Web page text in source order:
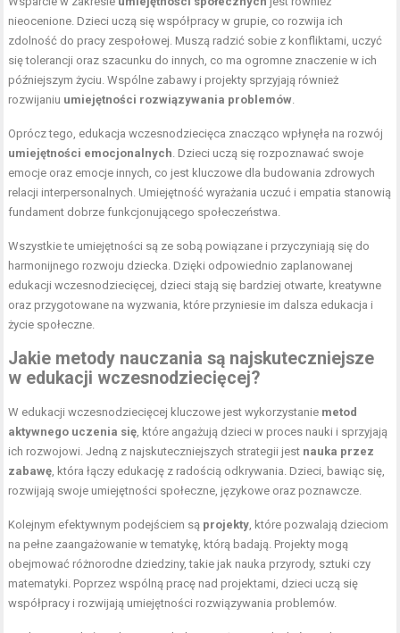
nieocenione. Dzieci uczą się współpracy w grupie, co rozwija ich
zdolność do pracy zespołowej. Muszą radzić sobie z konfliktami, uczyć
się tolerancji oraz szacunku do innych, co ma ogromne znaczenie w ich
późniejszym życiu. Wspólne zabawy i projekty sprzyjają również
rozwijaniu umiejętności rozwiązywania problemów
Oprócz tego, edukacja wczesnodziecięca znacząco wpłynęła na rozwój
umiejętności emocjonalnych . Dzieci uczą się rozpoznawać swoje
emocje oraz emocje innych, co jest kluczowe dla budowania zdrowych
relacji interpersonalnych. Umiejętność wyrażania uczuć i empatia stanowią
fundament dobrze funkcjonującego społeczeństwa.
Wszystkie te umiejętności są ze sobą powiązane i przyczyniają się do
harmonijnego rozwoju dziecka. Dzięki odpowiednio zaplanowanej
edukacji wczesnodziecięcej, dzieci stają się bardziej otwarte, kreatywne
oraz przygotowane na wyzwania, które przyniesie im dalsza edukacja i
życie społeczne.
Jakie metody nauczania są najskuteczniejsze
w edukacji wczesnodziecięcej?
W edukacji wczesnodziecięcej kluczowe jest wykorzystanie metod
aktywnego uczenia się , które angażują dzieci w proces nauki i sprzyjają
ich rozwojowi. Jedną z najskuteczniejszych strategii jest nauka przez
zabawę , która łączy edukację z radością odkrywania. Dzieci, bawiąc się,
rozwijają swoje umiejętności społeczne, językowe oraz poznawcze.
Kolejnym efektywnym podejściem są projekty , które pozwalają dzieciom
na pełne zaangażowanie w tematykę, którą badają. Projekty mogą
obejmować różnorodne dziedziny, takie jak nauka przyrody, sztuki czy
matematyki. Poprzez wspólną pracę nad projektami, dzieci uczą się
współpracy i rozwijają umiejętności rozwiązywania problemów.